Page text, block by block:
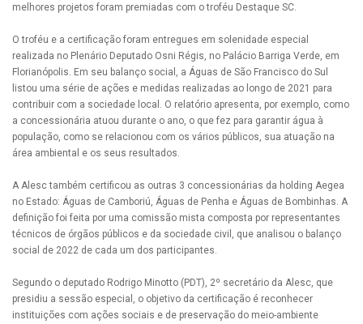
melhores projetos foram premiadas com o troféu Destaque SC.
O troféu e a certificação foram entregues em solenidade especial
realizada no Plenário Deputado Osni Régis, no Palácio Barriga Verde, em
Florianópolis. Em seu balanço social, a Águas de São Francisco do Sul
listou uma série de ações e medidas realizadas ao longo de 2021 para
contribuir com a sociedade local. O relatório apresenta, por exemplo, como
a concessionária atuou durante o ano, o que fez para garantir água à
população, como se relacionou com os vários públicos, sua atuação na
área ambiental e os seus resultados.
A Alesc também certificou as outras 3 concessionárias da holding Aegea
no Estado: Águas de Camboriú, Águas de Penha e Águas de Bombinhas. A
definição foi feita por uma comissão mista composta por representantes
técnicos de órgãos públicos e da sociedade civil, que analisou o balanço
social de 2022 de cada um dos participantes.
Segundo o deputado Rodrigo Minotto (PDT), 2º secretário da Alesc, que
presidiu a sessão especial, o objetivo da certificação é reconhecer
instituições com ações sociais e de preservação do meio-ambiente